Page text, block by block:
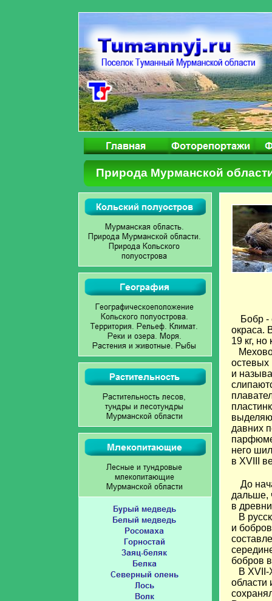
Природа Мурманской
Бобр -
окраса.
19 кг,
остевых
и
давних
него
в XVIII
До
дальше,
в
В
и
бобров
В XVII-
области